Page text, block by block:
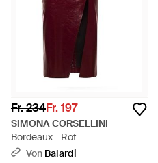
Fr. 234Fr. 197
SIMONA CORSELLINI
Bordeaux - Rot
Von Balardi